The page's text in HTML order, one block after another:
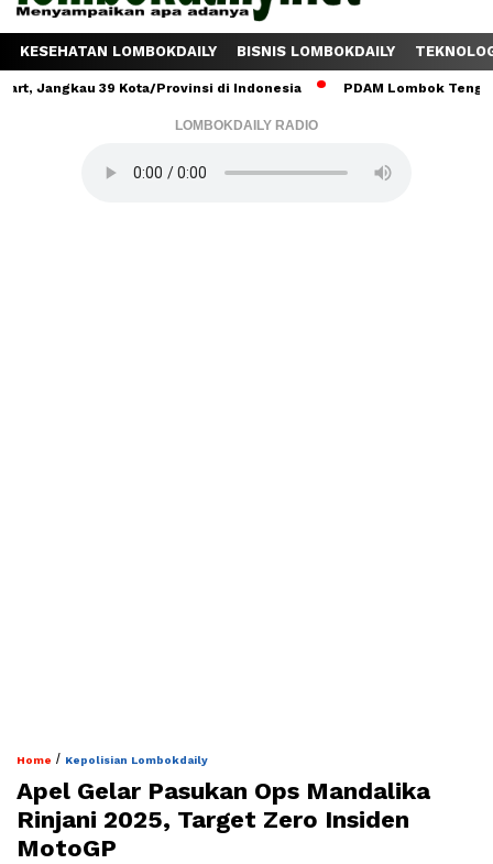
KESEHATAN LOMBOKDAILY BISNIS LOMBOKDAILY
39 Kota/Provinsi di Indonesia PDAM Lombok Tengah
LOMBOKDAILY RADIO
Home / Kepolisian Lombokdaily
Apel Gelar Pasukan Ops Mandalika
Rinjani 2025, Target Zero Insiden
MotoGP